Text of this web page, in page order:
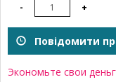
- +
Повідомити
Экономьте свои